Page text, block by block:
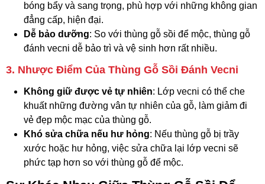
bóng bẩy và sang trọng, phù hợp với những không gian
đẳng cấp, hiện đại.
Dễ bảo dưỡng: So với thùng gỗ sồi để mộc, thùng gỗ
đánh vecni dễ bảo trì và vệ sinh hơn rất nhiều.
3. Nhược Điểm Của Thùng Gỗ Sồi Đánh Vecni
Không giữ được vẻ tự nhiên: Lớp vecni có thể che
khuất những đường vân tự nhiên của gỗ, làm giảm đi
vẻ đẹp mộc mạc của thùng gỗ.
Khó sửa chữa nếu hư hỏng: Nếu thùng gỗ bị trầy
xước hoặc hư hỏng, việc sửa chữa lại lớp vecni sẽ
phức tạp hơn so với thùng gỗ để mộc.